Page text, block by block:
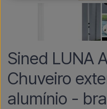
Sined LUNA
Chuveiro
alumínio -